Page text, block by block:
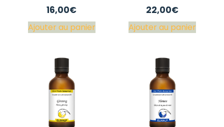
16,00€
Ajouter au panier
22,00€
Ajouter au panier